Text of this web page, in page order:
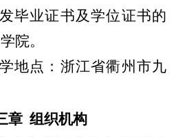
毕业证书及学位证书的
院。
地点：浙江省衢州市九
章 组织机构